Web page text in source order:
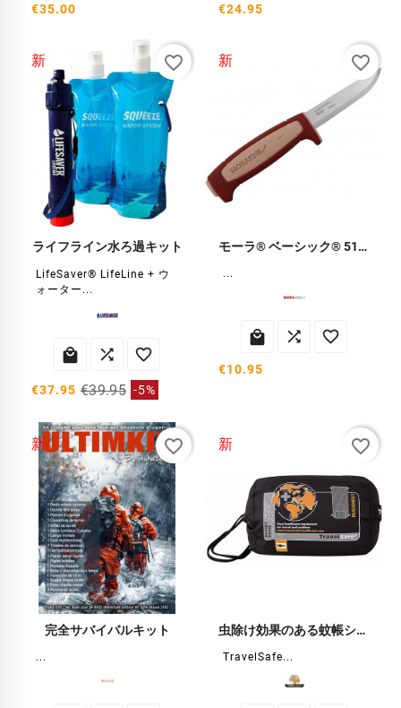
€35.00 €24.95
新
ライフライン水ろ過キット
LifeSaver® LifeLine + ウ
ォーター...
  
€37.95 €39.95 -5%
favorite_border 新
モーラ® ベーシック® 511 EL-2026 ナイフ
...
  
€10.95
favorite_border
新
完全サバイバルキット
...
favorite_border 新
虫除け効果のある蚊帳シート
TravelSafe...
favorite_border